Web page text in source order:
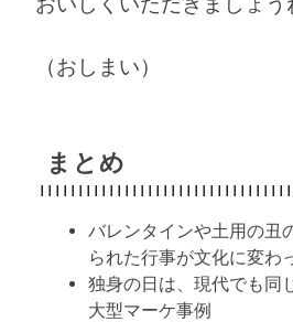
（おしまい）
まとめ
バレンタインや土用の丑
られた行事が文化に変わ
独身の日は、現代でも同
大型マーケ事例